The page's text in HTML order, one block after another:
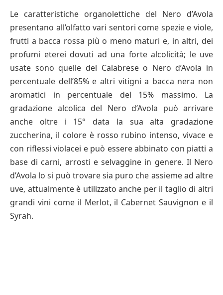
Le caratteristiche organolettiche del Nero d’Avola
presentano all’olfatto vari sentori come spezie e viole,
frutti a bacca rossa più o meno maturi e, in altri, dei
profumi eterei dovuti ad una forte alcolicità; le uve
usate sono quelle del Calabrese o Nero d’Avola in
percentuale dell’85% e altri vitigni a bacca nera non
aromatici in percentuale del 15% massimo. La
gradazione alcolica del Nero d’Avola può arrivare
anche oltre i 15° data la sua alta gradazione
zuccherina, il colore è rosso rubino intenso, vivace e
con riflessi violacei e può essere abbinato con piatti a
base di carni, arrosti e selvaggine in genere. Il Nero
d’Avola lo si può trovare sia puro che assieme ad altre
uve, attualmente è utilizzato anche per il taglio di altri
grandi vini come il Merlot, il Cabernet Sauvignon e il
Syrah.